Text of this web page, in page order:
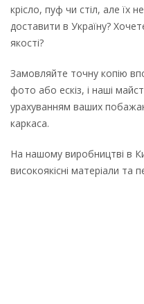
крісло, пуф чи стіл, але їх
доставити в Україну?
якості?
Замовляйте точну копію
фото або ескіз, і наші
урахуванням ваших
каркаса.
На нашому виробництві в
високоякісні матеріали та